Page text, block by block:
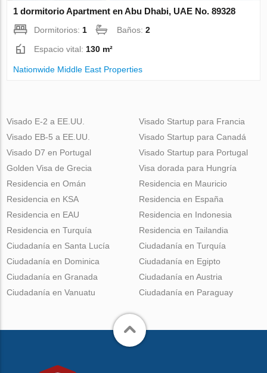
1 dormitorio Apartment en Abu Dhabi, UAE No. 89328
Dormitorios: 1 Baños:2
Espacio vital: 130 m²
Nationwide Middle East Properties
Visado E-2 a EE.UU.
Visado EB-5 a EE.UU.
Visado D7 en Portugal
Golden Visa de Grecia
Visado Startup para Francia
Visado Startup para Canadá
Visado Startup para Portugal
Visa dorada para Hungría
Residencia en Omán
Residencia en KSA
Residencia en EAU
Residencia en Turquía
Residencia en Mauricio
Residencia en España
Residencia en Indonesia
Residencia en Tailandia
Ciudadanía en Santa Lucía
Ciudadanía en Dominica
Ciudadanía en Granada
Ciudadanía en Vanuatu
Ciudadanía en Turquía
Ciudadanía en Egipto
Ciudadanía en Austria
Ciudadanía en Paraguay